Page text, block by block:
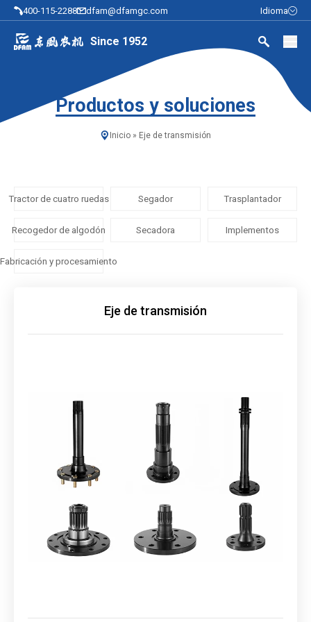
400-115-2288 dfam@dfamgc.com Idioma
Since 1952
Productos y soluciones
Inicio » Eje de transmisión
Tractor de cuatro ruedas Segador Trasplantador
Recogedor de algodón Secadora Implementos
Fabricación y procesamiento
Eje de transmisión